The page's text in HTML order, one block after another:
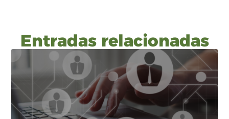
Entradas relacionadas